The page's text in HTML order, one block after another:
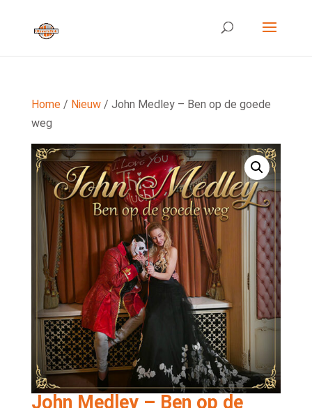
Home/ Nieuw/ John Medley – Ben op de goede
weg
John Medley – Ben op de